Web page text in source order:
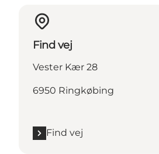
Find vej
Vester Kær 28
6950 Ringkøbing
Find vej